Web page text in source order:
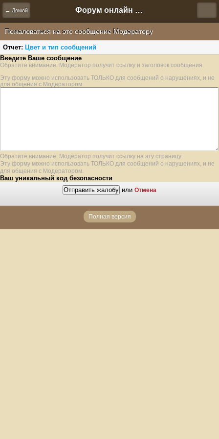
← Домой Форум онлайн игры "Новая Эра" (Нюра Биз)
Пожаловаться на это сообщение Модератору
Отчет: Цвет и тип сообщений
Введите Ваше сообщение
Обратите внимание: Модератор получит ссылку и заголовок сообщения.
Эту форму можно использовать ТОЛЬКО для сообщений о нарушениях, и не
для общения с Модератором.
Обратите внимание: Модератор получит ссылку на эту страницу
Эту форму можно использовать ТОЛЬКО для сообщений о нарушениях, и не
для общения с Модератором.
Ваш уникальный код безопасности
или Отмена
Полная версия